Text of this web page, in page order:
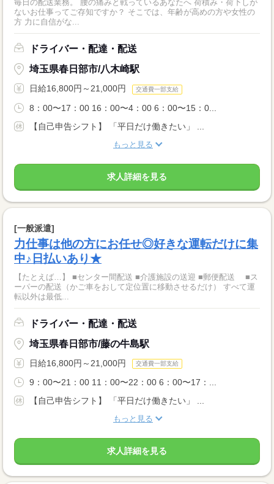
毎日の配送業務。 腰の痛みと戦っているあなたへ 荷積み・荷下しが
ないお仕事ってご存知ですか？ そこでは、年齢が高めの方や女性の
方 力に自信がな...
ドライバー・配達・配送
埼玉県春日部市/八木崎駅
日給16,800円～21,000円 交通費一部支給
8：00〜17：00 16：00〜4：00 6：00〜15：0...
【自己申告シフト】 「平日だけ働きたい」 ...
もっと見る
求人詳細を見る
[一般派遣]
力仕事は他の方にお任せ◎好きな運転だけに集
中♪日払いあり★
【たとえば…】 ■センター間配送 ■介護施設の送迎 ■郵便配送 ■ス
ーパーの配送（かご車をおして定位置に移動させるだけ） すべて運
転以外は最低...
ドライバー・配達・配送
埼玉県春日部市/藤の牛島駅
日給16,800円～21,000円 交通費一部支給
9：00〜21：00 11：00〜22：00 6：00〜17：...
【自己申告シフト】 「平日だけ働きたい」 ...
もっと見る
求人詳細を見る